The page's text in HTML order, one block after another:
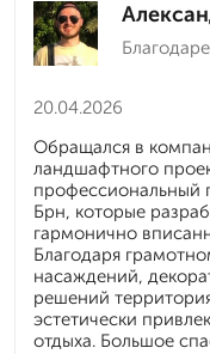
20.04.2026
Обращался в
ландшафтного
профессиональный
Брн, которые
гармонично
Благодаря
насаждений,
решений
эстетически
отдыха. Большое